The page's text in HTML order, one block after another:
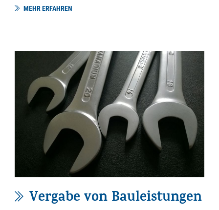
MEHR ERFAHREN
Vergabe von Bauleistungen